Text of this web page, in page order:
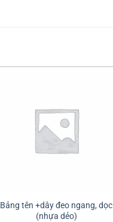
Bảng tên +dây đeo ngang, dọc
(nhựa dẻo)